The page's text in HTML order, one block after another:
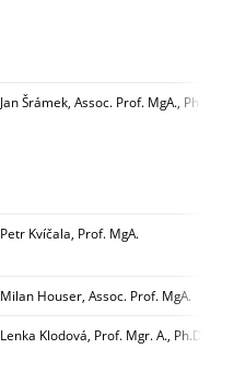
Jan Šrámek, Assoc. Prof. MgA., Ph.D.
Petr Kvíčala, Prof. MgA.
Milan Houser, Assoc. Prof. MgA.
Lenka Klodová, Prof. Mgr. A., Ph.D.